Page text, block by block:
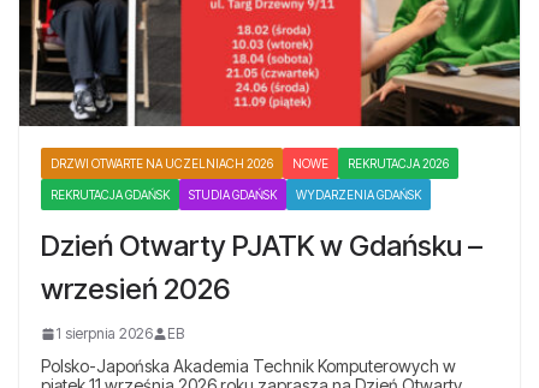
DRZWI OTWARTE NA UCZELNIACH 2026 NOWE REKRUTACJA 2026
REKRUTACJA GDAŃSK STUDIA GDAŃSK WYDARZENIA GDAŃSK
Dzień Otwarty PJATK w Gdańsku –
wrzesień 2026
1 sierpnia 2026 EB
Polsko-Japońska Akademia Technik Komputerowych w